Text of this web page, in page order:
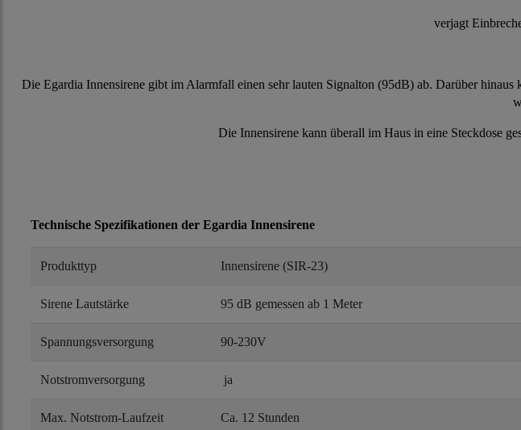
verjagt
Die Egardia Innensirene gibt im Alarmfall einen sehr lauten Signalton (95dB) ab. Darüber
Die Innensirene kann überall im Haus in eine Steckdose
Technische Spezifikationen der Egardia Innensirene
Produkttyp Innensirene (SIR-23)
Sirene Lautstärke 95 dB gemessen ab 1 Meter
Spannungsversorgung 90-230V
Notstromversorgung ja
Max. Notstrom-Laufzeit Ca. 12 Stunden